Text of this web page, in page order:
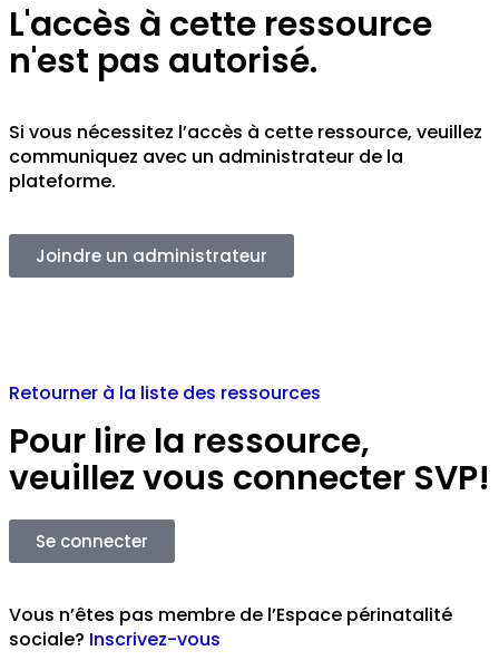
L'accès à cette ressource
n'est pas autorisé.
Si vous nécessitez l’accès à cette ressource, veuillez
communiquez avec un administrateur de la
plateforme.
Joindre un administrateur
Retourner à la liste des ressources
Pour lire la ressource,
veuillez vous connecter SVP!
Se connecter
Vous n’êtes pas membre de l’Espace périnatalité
sociale? Inscrivez-vous